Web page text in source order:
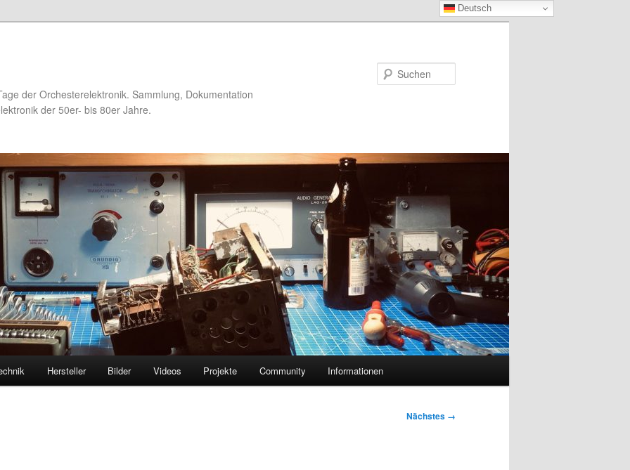
der Orchesterelektronik. Sammlung, Dokumentation
der 50er- bis 80er Jahre.
Hersteller Bilder Videos Projekte Community Informationen
Nächstes →
Deutsch